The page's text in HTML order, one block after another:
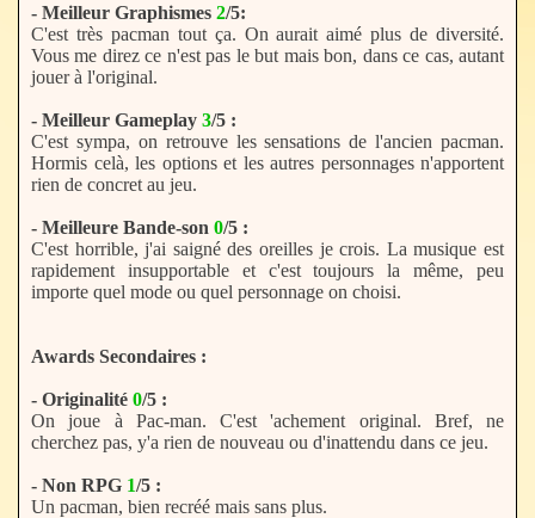
- Meilleur Graphismes 2/5:
C'est très pacman tout ça. On aurait aimé plus de diversité.
Vous me direz ce n'est pas le but mais bon, dans ce cas, autant
jouer à l'original.
- Meilleur Gameplay 3/5 :
C'est sympa, on retrouve les sensations de l'ancien pacman.
Hormis celà, les options et les autres personnages n'apportent
rien de concret au jeu.
- Meilleure Bande-son 0/5 :
C'est horrible, j'ai saigné des oreilles je crois. La musique est
rapidement insupportable et c'est toujours la même, peu
importe quel mode ou quel personnage on choisi.
Awards Secondaires :
- Originalité 0/5 :
On joue à Pac-man. C'est 'achement original. Bref, ne
cherchez pas, y'a rien de nouveau ou d'inattendu dans ce jeu.
- Non RPG 1/5 :
Un pacman, bien recréé mais sans plus.